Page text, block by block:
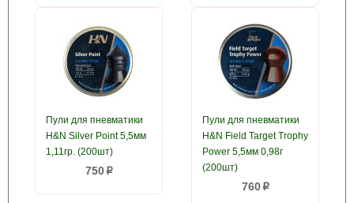
Пули для пневматики
H&N Silver Point 5,5мм
1,11гр. (200шт)
750p
Пули для пневматики
H&N Field Target Trophy
Power 5,5мм 0,98г
(200шт)
760p